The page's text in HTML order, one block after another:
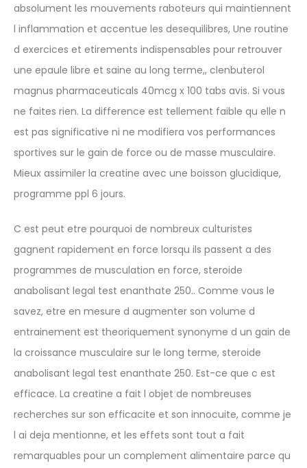
absolument les mouvements raboteurs qui maintiennent
l inflammation et accentue les desequilibres, Une routine
d exercices et etirements indispensables pour retrouver
une epaule libre et saine au long terme,, clenbuterol
magnus pharmaceuticals 40mcg x 100 tabs avis. Si vous
ne faites rien. La difference est tellement faible qu elle n
est pas significative ni ne modifiera vos performances
sportives sur le gain de force ou de masse musculaire.
Mieux assimiler la creatine avec une boisson glucidique,
programme ppl 6 jours.
C est peut etre pourquoi de nombreux culturistes
gagnent rapidement en force lorsqu ils passent a des
programmes de musculation en force, steroide
anabolisant legal test enanthate 250.. Comme vous le
savez, etre en mesure d augmenter son volume d
entrainement est theoriquement synonyme d un gain de
la croissance musculaire sur le long terme, steroide
anabolisant legal test enanthate 250. Est-ce que c est
efficace. La creatine a fait l objet de nombreuses
recherches sur son efficacite et son innocuite, comme je
l ai deja mentionne, et les effets sont tout a fait
remarquables pour un complement alimentaire parce qu